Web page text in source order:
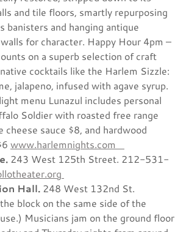
and tile floors, smartly repurposing
banisters and hanging antique
for character. Happy Hour 4pm –
on a superb selection of craft
cocktails like the Harlem Sizzle:
jalapeno, infused with agave syrup.
menu Lunazul includes personal
Soldier with roasted free range
cheese sauce $8, and hardwood
www.harlemnights.com
243 West 125th Street. 212-531-
Hall. 248 West 132nd St.
block on the same side of the
Musicians jam on the ground floor